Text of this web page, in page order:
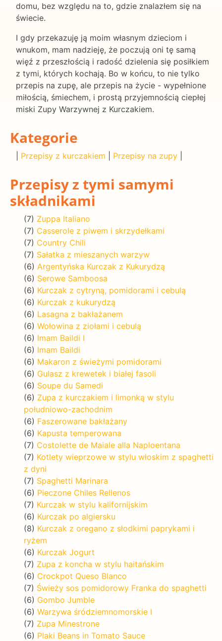
domu, bez względu na to, gdzie znalazłem się na
świecie.
I gdy przekazuję ją moim własnym dzieciom i
wnukom, mam nadzieję, że poczują oni tę samą
więź z przeszłością i radość dzielenia się posiłkiem
z tymi, których kochają. Bo w końcu, to nie tylko
przepis na zupę, ale przepis na życie - wypełnione
miłością, śmiechem, i prostą przyjemnością ciepłej
miski Zupy Warzywnej z Kurczakiem.
Kategorie
Przepisy z kurczakiem Przepisy na zupy
Przepisy z tymi samymi
składnikami
(7) Zuppa Italiano
(7) Casserole z piwem i skrzydełkami
(7) Country Chili
(7) Sałatka z mieszanych warzyw
(6) Argentyńska Kurczak z Kukurydzą
(6) Serowe Samboosa
(6) Kurczak z cytryną, pomidorami i cebulą
(6) Kurczak z kukurydzą
(6) Lasagna z bakłażanem
(6) Wołowina z ziołami i cebulą
(6) Imam Baildi I
(6) Imam Baildi
(6) Makaron z świeżymi pomidorami
(6) Gulasz z krewetek i białej fasoli
(6) Soupe du Samedi
(6) Zupa z kurczakiem i limonką w stylu
południowo-zachodnim
(6) Faszerowane bakłażany
(6) Kapusta temperowana
(7) Costolette de Maiale alla Naploentana
(7) Kotlety wieprzowe w stylu włoskim z spaghetti
z dyni
(7) Spaghetti Marinara
(6) Pieczone Chiles Rellenos
(7) Kurczak w stylu kalifornijskim
(6) Kurczak po algiersku
(8) Kurczak z oregano z słodkimi paprykami i
ryżem
(6) Kurczak Jogurt
(7) Zupa z koncha w stylu haitańskim
(6) Crockpot Queso Blanco
(7) Świeży sos pomidorowy Franka do spaghetti
(6) Gombo Jumble
(6) Warzywa śródziemnomorskie I
(7) Zupa Minestrone
(6) Plaki Beans in Tomato Sauce